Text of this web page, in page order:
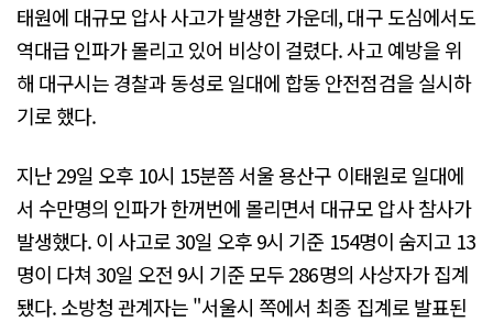
태원에 대규모 압사 사고가 발생한 가운데, 대구 도심에서도
역대급 인파가 몰리고 있어 비상이 걸렸다. 사고 예방을 위
해 대구시는 경찰과 동성로 일대에 합동 안전점검을 실시하
기로 했다.
지난 29일 오후 10시 15분쯤 서울 용산구 이태원로 일대에
서 수만명의 인파가 한꺼번에 몰리면서 대규모 압사 참사가
발생했다. 이 사고로 30일 오후 9시 기준 154명이 숨지고 13
명이 다쳐 30일 오전 9시 기준 모두 286명의 사상자가 집계
됐다. 소방청 관계자는 "서울시 쪽에서 최종 집계로 발표된